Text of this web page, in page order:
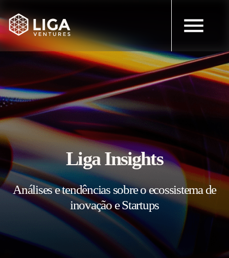
Liga Insights
Análises e tendências sobre o ecossistema de
inovação e Startups